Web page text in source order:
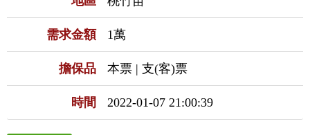
需求金額 1萬
擔保品 本票 | 支(客)票
時間 2022-01-07 21:00:39